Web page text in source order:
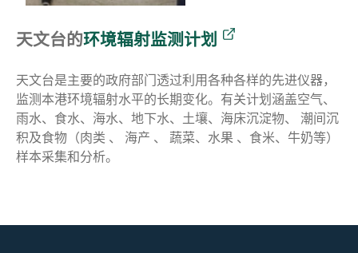
天文台的环境辐射监测计划
天文台是主要的政府部门透过利用各种各样的先进仪器，
监测本港环境辐射水平的长期变化。有关计划涵盖空气、
雨水、食水、海水、地下水、土壤、海床沉淀物、 潮间沉
积及食物（肉类 、 海产 、 蔬菜、水果 、食米、牛奶等）
样本采集和分析。